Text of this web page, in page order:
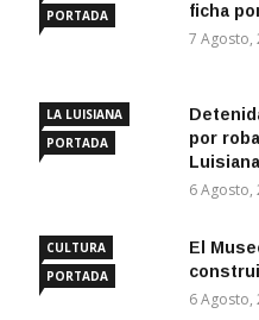
PORTADA
ficha
7 Agosto,
LA LUISIANA
PORTADA
por
Luisiana
6 Agosto,
CULTURA
PORTADA
El
6 Agosto,